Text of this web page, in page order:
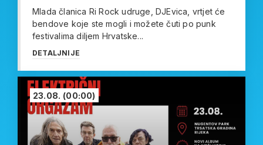
Mlada članica Ri Rock udruge, DJEvica, vrtjet će
bendove koje ste mogli i možete čuti po punk
festivalima diljem Hrvatske...
DETALJNIJE
23.08. (00:00)